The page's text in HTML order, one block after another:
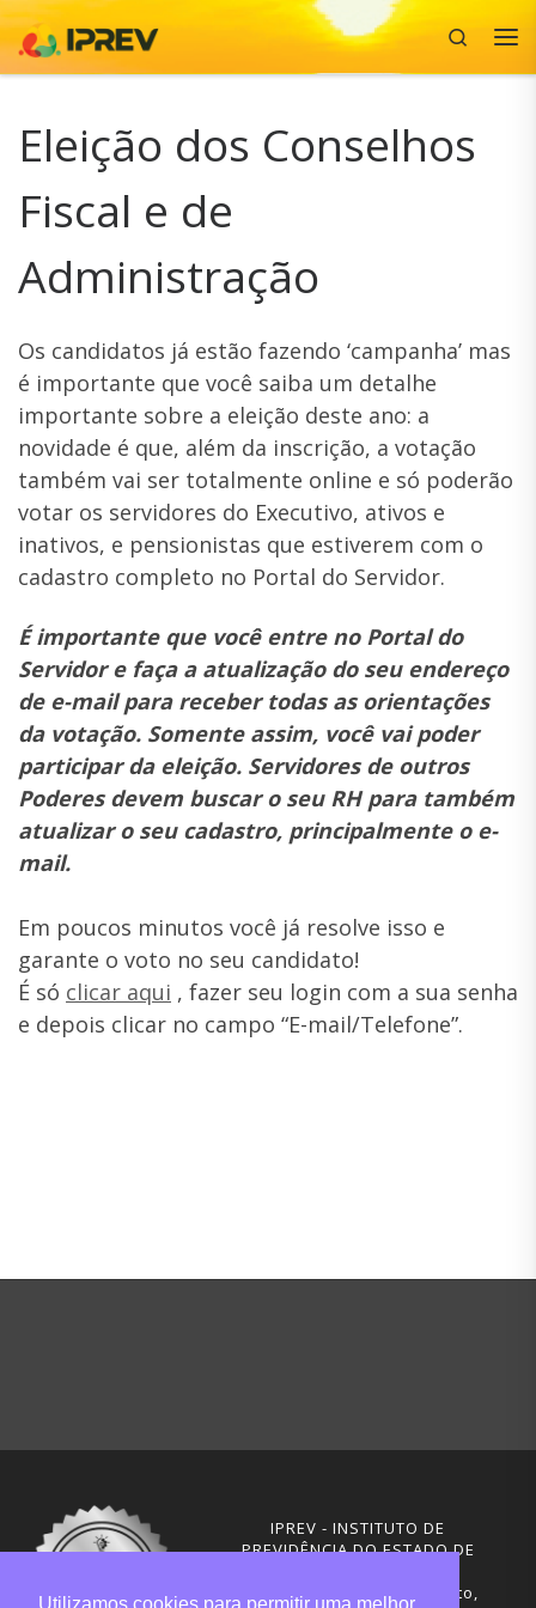
Skip to content
Search
Eleição dos Conselhos
Fiscal e de
Administração
Os candidatos já estão fazendo ‘campanha’ mas
é importante que você saiba um detalhe
importante sobre a eleição deste ano: a
novidade é que, além da inscrição, a votação
também vai ser totalmente online e só poderão
votar os servidores do Executivo, ativos e
inativos, e pensionistas que estiverem com o
cadastro completo no Portal do Servidor.
É importante que você entre no Portal do
Servidor e faça a atualização do seu endereço
de e-mail para receber todas as orientações
da votação. Somente assim, você vai poder
participar da eleição. Servidores de outros
Poderes devem buscar o seu RH para também
atualizar o seu cadastro, principalmente o e-
mail.
Em poucos minutos você já resolve isso e
garante o voto no seu candidato!
É só clicar aqui , fazer seu login com a sua senha
e depois clicar no campo “E-mail/Telefone”.
IPREV - INSTITUTO DE
PREVIDÊNCIA DO ESTADO DE
Rua Visconde de Ouro Preto,
Utilizamos cookies para permitir uma melhor